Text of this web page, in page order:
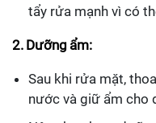
tẩy rửa mạnh vì có
2. Dưỡng ẩm:
Sau khi rửa mặt,
nước và giữ ẩm cho